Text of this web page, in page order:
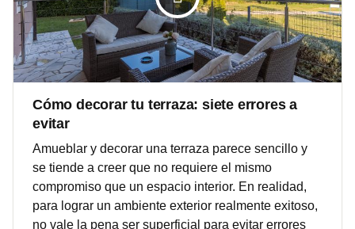
Cómo decorar tu terraza: siete errores a
evitar
Amueblar y decorar una terraza parece sencillo y
se tiende a creer que no requiere el mismo
compromiso que un espacio interior. En realidad,
para lograr un ambiente exterior realmente exitoso,
no vale la pena ser superficial para evitar errores